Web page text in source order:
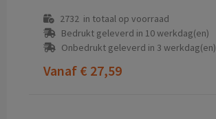
2732in totaal op voorraad
Bedrukt geleverd in 10 werkdag(en)
Onbedrukt geleverd in 3 werkdag(en)
Vanaf € 27,59